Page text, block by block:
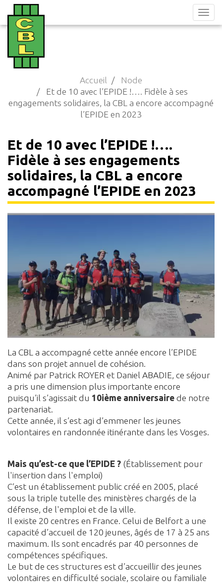
Aller
au
contenu
principal
Accueil
Node
Et de 10 avec l’EPIDE !…. Fidèle à ses
engagements solidaires, la CBL a encore accompagné
l’EPIDE en 2023
Et de 10 avec l’EPIDE !….
Fidèle à ses engagements
solidaires, la CBL a encore
accompagné l’EPIDE en 2023
La CBL a accompagné cette année encore l’EPIDE
dans son projet annuel de cohésion.
Animé par Patrick ROYER et Daniel ABADIE, ce séjour
a pris une dimension plus importante encore
puisqu’il s’agissait du 10ième anniversaire de notre
partenariat.
Cette année, il s’est agi d’emmener les jeunes
volontaires en randonnée itinérante dans les Vosges.
Mais qu’est-ce que l’EPIDE ? (Établissement pour
l'insertion dans l'emploi)
C’est un établissement public créé en 2005, placé
sous la triple tutelle des ministères chargés de la
défense, de l'emploi et de la ville.
Il existe 20 centres en France. Celui de Belfort a une
capacité d’accueil de 120 jeunes, âgés de 17 à 25 ans
maximum. Ils sont encadrés par 40 personnes de
compétences spécifiques.
Le but de ces structures est d’accueillir des jeunes
volontaires en difficulté sociale, scolaire ou familiale